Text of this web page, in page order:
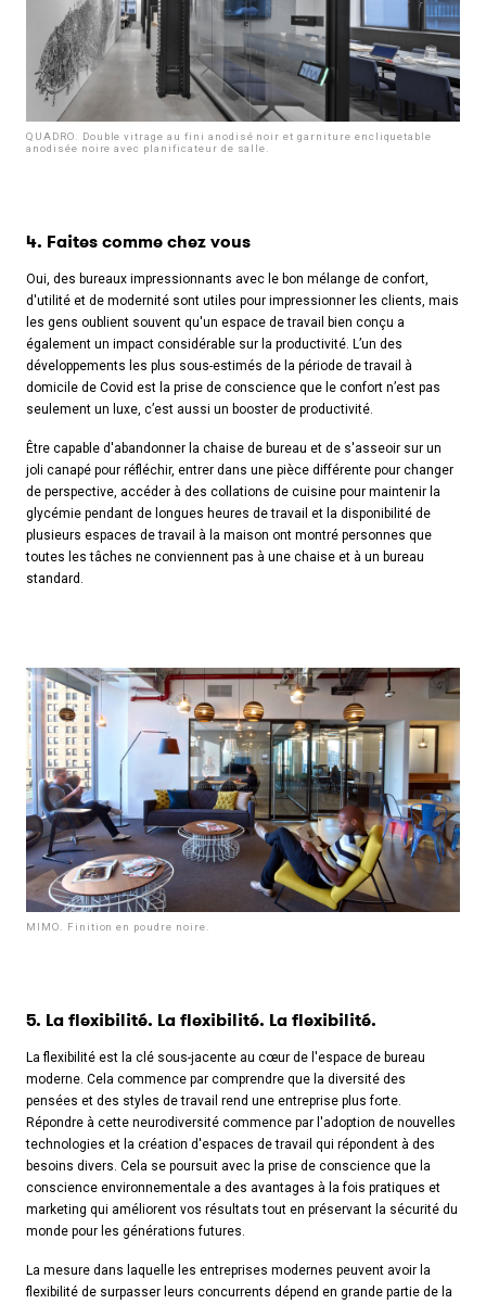
QUADRO. Double vitrage au fini anodisé noir et garniture encliquetable
anodisée noire avec planificateur de salle.
4. Faites comme chez vous
Oui, des bureaux impressionnants avec le bon mélange de confort,
d'utilité et de modernité sont utiles pour impressionner les clients, mais
les gens oublient souvent qu'un espace de travail bien conçu a
également un impact considérable sur la productivité. L’un des
développements les plus sous-estimés de la période de travail à
domicile de Covid est la prise de conscience que le confort n’est pas
seulement un luxe, c’est aussi un booster de productivité.
Être capable d'abandonner la chaise de bureau et de s'asseoir sur un
joli canapé pour réfléchir, entrer dans une pièce différente pour changer
de perspective, accéder à des collations de cuisine pour maintenir la
glycémie pendant de longues heures de travail et la disponibilité de
plusieurs espaces de travail à la maison ont montré personnes que
toutes les tâches ne conviennent pas à une chaise et à un bureau
standard.
MIMO. Finition en poudre noire.
5. La flexibilité. La flexibilité. La flexibilité.
La flexibilité est la clé sous-jacente au cœur de l'espace de bureau
moderne. Cela commence par comprendre que la diversité des
pensées et des styles de travail rend une entreprise plus forte.
Répondre à cette neurodiversité commence par l'adoption de nouvelles
technologies et la création d'espaces de travail qui répondent à des
besoins divers. Cela se poursuit avec la prise de conscience que la
conscience environnementale a des avantages à la fois pratiques et
marketing qui améliorent vos résultats tout en préservant la sécurité du
monde pour les générations futures.
La mesure dans laquelle les entreprises modernes peuvent avoir la
flexibilité de surpasser leurs concurrents dépend en grande partie de la
Copy the link